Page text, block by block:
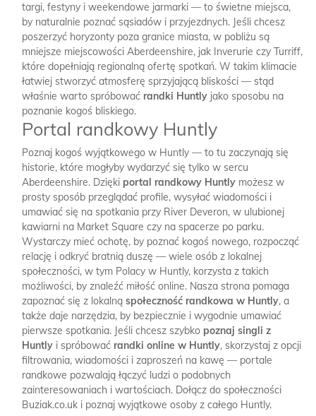
targi, festyny i weekendowe jarmarki — to świetne miejsca,
by naturalnie poznać sąsiadów i przyjezdnych. Jeśli chcesz
poszerzyć horyzonty poza granice miasta, w pobliżu są
mniejsze miejscowości Aberdeenshire, jak Inverurie czy Turriff,
które dopełniają regionalną ofertę spotkań. W takim klimacie
łatwiej stworzyć atmosferę sprzyjającą bliskości — stąd
właśnie warto spróbować randki Huntly jako sposobu na
poznanie kogoś bliskiego.
Portal randkowy Huntly
Poznaj kogoś wyjątkowego w Huntly — to tu zaczynają się
historie, które mogłyby wydarzyć się tylko w sercu
Aberdeenshire. Dzięki portal randkowy Huntly możesz w
prosty sposób przeglądać profile, wysyłać wiadomości i
umawiać się na spotkania przy River Deveron, w ulubionej
kawiarni na Market Square czy na spacerze po parku.
Wystarczy mieć ochotę, by poznać kogoś nowego, rozpocząć
relację i odkryć bratnią duszę — wiele osób z lokalnej
społeczności, w tym Polacy w Huntly, korzysta z takich
możliwości, by znaleźć miłość online. Nasza strona pomaga
zapoznać się z lokalną społeczność randkowa w Huntly, a
także daje narzędzia, by bezpiecznie i wygodnie umawiać
pierwsze spotkania. Jeśli chcesz szybko poznaj singli z
Huntly i spróbować randki online w Huntly, skorzystaj z opcji
filtrowania, wiadomości i zaproszeń na kawę — portale
randkowe pozwalają łączyć ludzi o podobnych
zainteresowaniach i wartościach. Dołącz do społeczności
Buziak.co.uk i poznaj wyjątkowe osoby z całego Huntly.